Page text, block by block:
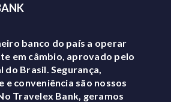
banco do país a operar
em câmbio, aprovado pelo
do Brasil. Segurança,
e conveniência são nossos
Travelex Bank, geramos